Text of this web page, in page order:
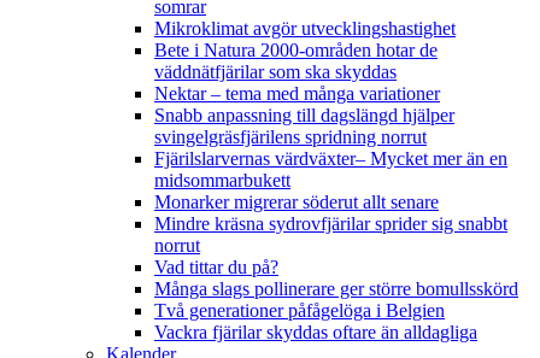
somrar
Mikroklimat avgör utvecklingshastighet
Bete i Natura 2000-områden hotar de
väddnätfjärilar som ska skyddas
Nektar – tema med många variationer
Snabb anpassning till dagslängd hjälper
svingelgräsfjärilens spridning norrut
Fjärilslarvernas värdväxter– Mycket mer än en
midsommarbukett
Monarker migrerar söderut allt senare
Mindre kräsna sydrovfjärilar sprider sig snabbt
norrut
Vad tittar du på?
Många slags pollinerare ger större bomullsskörd
Två generationer påfågelöga i Belgien
Vackra fjärilar skyddas oftare än alldagliga
Kalender